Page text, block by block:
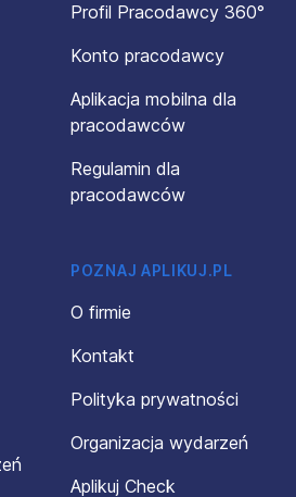
Profil Pracodawcy 360°
Konto pracodawcy
Aplikacja mobilna dla
pracodawców
Regulamin dla
pracodawców
POZNAJ APLIKUJ.PL
O firmie
Kontakt
Polityka prywatności
Organizacja wydarzeń
Aplikuj Check